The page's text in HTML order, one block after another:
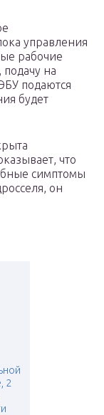
управления
рабочие
подачу на
подаются
будет
что
симптомы
он
2